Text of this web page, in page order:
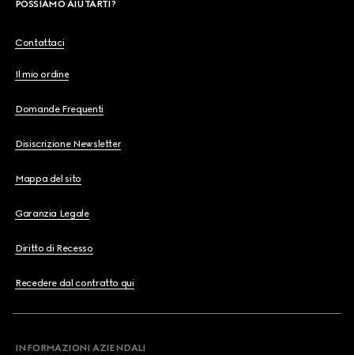
POSSIAMO AIUTARTI?
Contattaci
Il mio ordine
Domande Frequenti
Disiscrizione Newsletter
Mappa del sito
Garanzia Legale
Diritto di Recesso
Recedere dal contratto qui
INFORMAZIONI AZIENDALI